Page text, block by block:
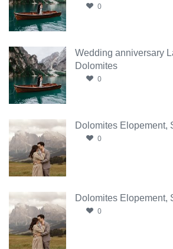
0
Wedding anniversary
Dolomites
0
Dolomites Elopement,
0
Dolomites Elopement,
0